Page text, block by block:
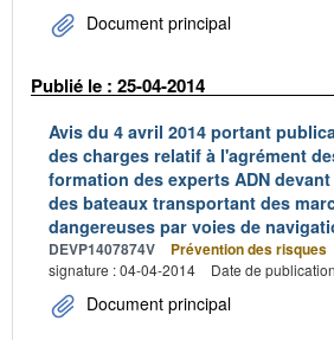
Document principal
Publié le : 25-04-2014
Avis du 4 avril 2014 portant
des charges relatif à l'agrément
formation des experts ADN
des bateaux transportant des
dangereuses par voies de
DEVP1407874V Prévention des risques
signature : 04-04-2014
Date de
Document principal